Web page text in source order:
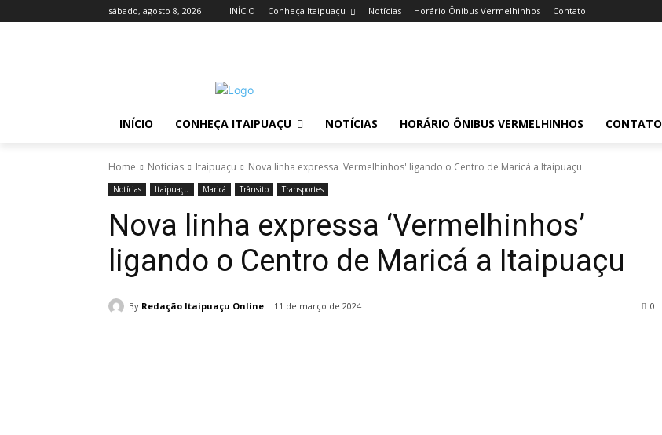
sábado, agosto 8, 2026 INÍCIO Conheça Itaipuaçu Notícias Horário Ônibus Vermelhinhos Contato
INÍCIO CONHEÇA ITAIPUAÇU NOTÍCIAS HORÁRIO ÔNIBUS VERMELHINHOS CONTATO
Home Notícias Itaipuaçu Nova linha expressa 'Vermelhinhos' ligando o Centro de Maricá a Itaipuaçu
Notícias Itaipuaçu Maricá Trânsito Transportes
Nova linha expressa ‘Vermelhinhos’
ligando o Centro de Maricá a Itaipuaçu
By Redação Itaipuaçu Online 11 de março de 2024 0